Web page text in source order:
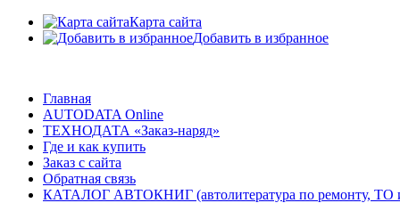
Карта сайта
Добавить в избранное
Главная
AUTODATA Online
ТЕХНОДАТА «Заказ-наряд»
Где и как купить
Заказ с сайта
Обратная связь
КАТАЛОГ АВТОКНИГ (автолитература по ремонту, ТО и